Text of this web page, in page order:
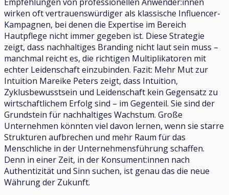
wirken oft vertrauenswürdiger als klassische Influencer-
Kampagnen, bei denen die Expertise im Bereich
Hautpflege nicht immer gegeben ist. Diese Strategie
zeigt, dass nachhaltiges Branding nicht laut sein muss –
manchmal reicht es, die richtigen Multiplikatoren mit
echter Leidenschaft einzubinden. Fazit: Mehr Mut zur
Intuition Mareike Peters zeigt, dass Intuition,
Zyklusbewusstsein und Leidenschaft kein Gegensatz zu
wirtschaftlichem Erfolg sind – im Gegenteil. Sie sind der
Grundstein für nachhaltiges Wachstum. Große
Unternehmen könnten viel davon lernen, wenn sie starre
Strukturen aufbrechen und mehr Raum für das
Menschliche in der Unternehmensführung schaffen.
Denn in einer Zeit, in der Konsument:innen nach
Authentizität und Sinn suchen, ist genau das die neue
Währung der Zukunft.